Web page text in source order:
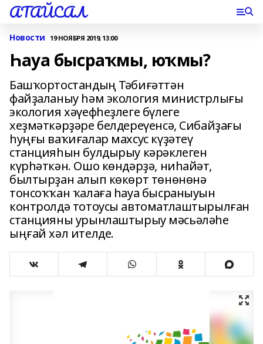
АТАЙСАЛ
Новости 19 НОЯБРЯ 2019, 13:00
Һауа бысраҡмы, юҡмы?
Башҡортостандың Тәбиғәттән
файҙаланыу һәм экология министрлығы
экология хәүефһеҙлеге бүлеге
хеҙмәткәрҙәре белдереүенсә, Сибайҙағы
һуңғы ваҡиғалар махсус күҙәтеү
станцияһын булдырыу кәрәклеген
күрһәткән. Ошо көндәрҙә, ниһайәт,
былтырҙан алып көкөрт төнөнөнә
тонсоҡҡан ҡалаға һауа бысраныуын
контролдә тотоусы автоматлаштырылған
станцияны урынлаштырыу мәсьәләһе
ыңғай хәл ителде.